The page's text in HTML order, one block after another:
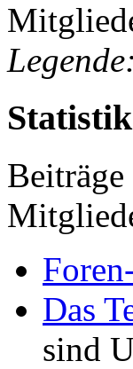
Statistik
Beiträge
Das
sind